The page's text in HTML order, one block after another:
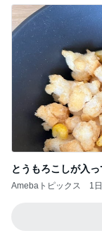
とうもろこしが入
Amebaトピックス 1